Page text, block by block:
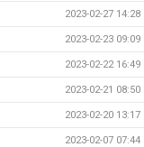
2023-02-27 14:28
2023-02-23 09:09
2023-02-22 16:49
2023-02-21 08:50
2023-02-20 13:17
2023-02-07 07:44